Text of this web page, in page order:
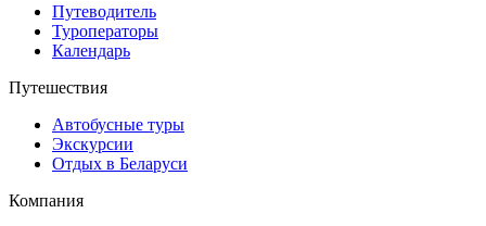
Путеводитель
Туроператоры
Календарь
Путешествия
Автобусные туры
Экскурсии
Отдых в Беларуси
Компания